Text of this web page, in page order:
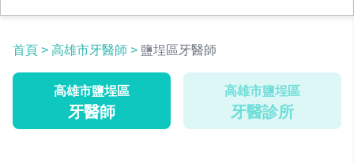
首頁 > 高雄市牙醫師 > 鹽埕區牙醫師
高雄市鹽埕區
牙醫師
高雄市鹽埕區
牙醫診所